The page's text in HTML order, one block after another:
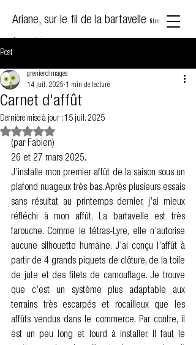
Ariane, sur le fil de la bartavelle film
documentaire
Post
Carnet d'affût
grenierdimages
14 juil. 2025 1 min de lecture
Dernière mise à jour : 15 juil. 2025
Noté NaN étoiles sur 5.
(par Fabien)
26 et 27 mars 2025.
J’installe mon premier affût de la saison sous un
plafond nuageux très bas. Après plusieurs essais
sans résultat au printemps dernier, j’ai mieux
réfléchi à mon affût. La bartavelle est très
farouche. Comme le tétras-Lyre, elle n’autorise
aucune silhouette humaine. J’ai conçu l’affût à
partir de 4 grands piquets de clôture, de la toile
de jute et des filets de camouflage. Je trouve
que c’est un système plus adaptable aux
terrains très escarpés et rocailleux que les
affûts vendus dans le commerce. Par contre, il
est un peu long et lourd à installer. Il faut le